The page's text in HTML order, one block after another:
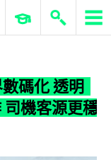
ERP 與商業 AI
碼化 透明
司機客源更穩